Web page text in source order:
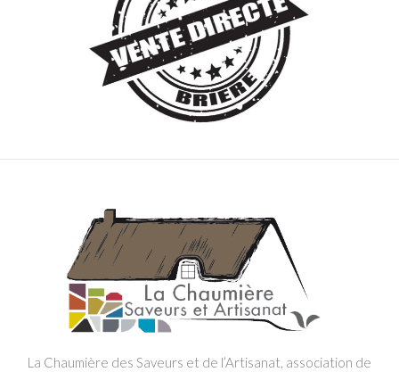
La Chaumière des Saveurs et de l’Artisanat, association de